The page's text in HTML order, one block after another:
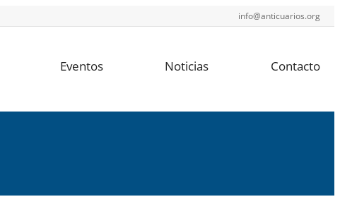
info@anticuarios.org
Eventos Noticias Contacto